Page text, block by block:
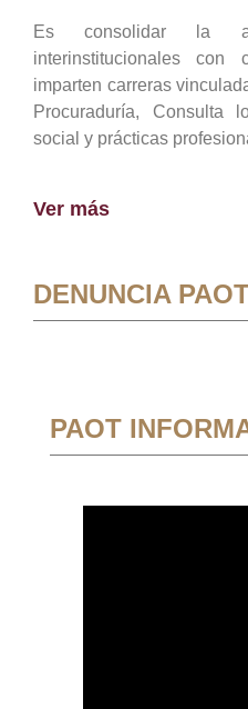
Es consolidar la
interinstitucionales con
imparten carreras
Procuraduría, Consulta
social y prácticas
Ver más
DENUNCIA
PAOT